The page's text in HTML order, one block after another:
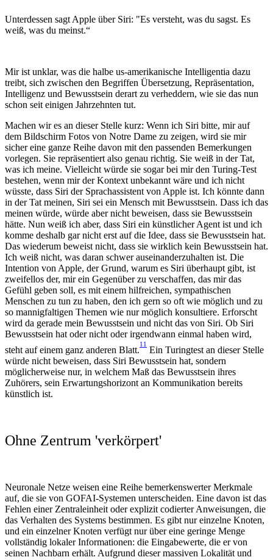
Unterdessen sagt Apple über Siri: "Es versteht, was du sagst. Es
weiß, was du meinst.“
Mir ist unklar, was die halbe us-amerikanische Intelligentia dazu
treibt, sich zwischen den Begriffen Übersetzung, Repräsentation,
Intelligenz und Bewusstsein derart zu verheddern, wie sie das nun
schon seit einigen Jahrzehnten tut.
Machen wir es an dieser Stelle kurz: Wenn ich Siri bitte, mir auf
dem Bildschirm Fotos von Notre Dame zu zeigen, wird sie mir
sicher eine ganze Reihe davon mit den passenden Bemerkungen
vorlegen. Sie repräsentiert also genau richtig. Sie weiß in der Tat,
was ich meine. Vielleicht würde sie sogar bei mir den Turing-Test
bestehen, wenn mir der Kontext unbekannt wäre und ich nicht
wüsste, dass Siri der Sprachassistent von Apple ist. Ich könnte dann
in der Tat meinen, Siri sei ein Mensch mit Bewusstsein. Dass ich das
meinen würde, würde aber nicht beweisen, dass sie Bewusstsein
hätte. Nun weiß ich aber, dass Siri ein künstlicher Agent ist und ich
komme deshalb gar nicht erst auf die Idee, dass sie Bewusstsein hat.
Das wiederum beweist nicht, dass sie wirklich kein Bewusstsein hat.
Ich weiß nicht, was daran schwer auseinanderzuhalten ist. Die
Intention von Apple, der Grund, warum es Siri überhaupt gibt, ist
zweifellos der, mir ein Gegenüber zu verschaffen, das mir das
Gefühl geben soll, es mit einem hilfreichen, sympathischen
Menschen zu tun zu haben, den ich gern so oft wie möglich und zu
so mannigfaltigen Themen wie nur möglich konsultiere. Erforscht
wird da gerade mein Bewusstsein und nicht das von Siri. Ob Siri
Bewusstsein hat oder nicht oder irgendwann einmal haben wird,
steht auf einem ganz anderen Blatt.
11
Ein Turingtest an dieser Stelle
würde nicht beweisen, dass Siri Bewusstsein hat, sondern
möglicherweise nur, in welchem Maß das Bewusstsein ihres
Zuhörers, sein Erwartungshorizont an Kommunikation bereits
künstlich ist.
Ohne Zentrum 'verkörpert'
Neuronale Netze weisen eine Reihe bemerkenswerter Merkmale
auf, die sie von GOFAI-Systemen unterscheiden. Eine davon ist das
Fehlen einer Zentraleinheit oder explizit codierter Anweisungen, die
das Verhalten des Systems bestimmen. Es gibt nur einzelne Knoten,
und ein einzelner Knoten verfügt nur über eine geringe Menge
vollständig lokaler Informationen: die Eingabewerte, die er von
seinen Nachbarn erhält. Aufgrund dieser massiven Lokalität und